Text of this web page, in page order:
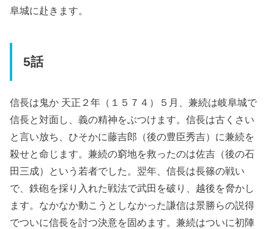
阜城に赴きます。
5話
信長は鬼か 天正２年（１５７４）５月、兼続は岐阜城で
信長と対面し、義の精神をぶつけます。信長は古くさい
と言い放ち、ひそかに藤吉郎（後の豊臣秀吉）に兼続を
殺せと命じます。兼続の窮地を救ったのは佐吉（後の石
田三成）という若者でした。翌年、信長は長篠の戦い
で、鉄砲を採り入れた戦法で武田を破り、越後を脅かし
ます。なかなか動こうとしなかった謙信は景勝らの説得
でついに信長を討つ決意を固めます。兼続はついに初陣